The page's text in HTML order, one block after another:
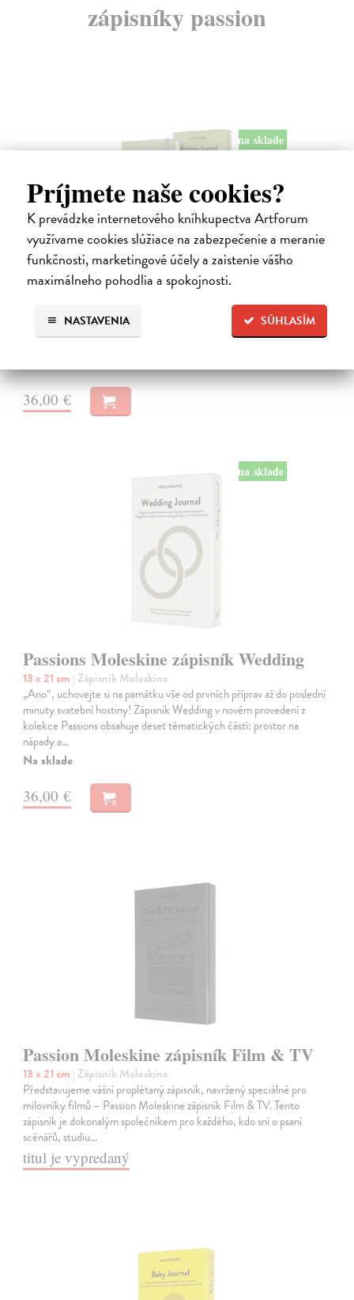
Príjmete naše cookies?
K prevádzke internetového kníhkupectva Artforum
využívame cookies slúžiace na zabezpečenie a meranie
funkčnosti, marketingové účely a zaistenie vášho
maximálneho pohodlia a spokojnosti.
SÚHLASÍM
NASTAVENIA
zápisníky passion
na sklade
Zápisník Moleskine Passion Wellness
Journal - tvrdé dosky - L, zelená
Zápisník pre zaznamenávanie vašej cesty za zdravým životným štýlom.
Zápisník s pevnou, v chrbte šitou väzbou v kartónových doskách s
36,00 €
na sklade
Passions Moleskine zápisník Wedding
13 x 21 cm | Zápisník Moleskine
„Ano“, uchovejte si na památku vše od prvních příprav až do poslední
minuty svatební hostiny! Zápisník Wedding v novém provedení z
kolekce Passions obsahuje deset tématických částí: prostor na
nápady a…
Na sklade
36,00 €
Passion Moleskine zápisník Film & TV
13 x 21 cm | Zápisník Moleskine
Představujeme vášní proplétaný zápisník, navržený speciálně pro
milovníky filmů – Passion Moleskine zápisník Film & TV. Tento
zápisník je dokonalým společníkem pro každého, kdo sní o psaní
scénářů, studiu…
titul je vypredaný